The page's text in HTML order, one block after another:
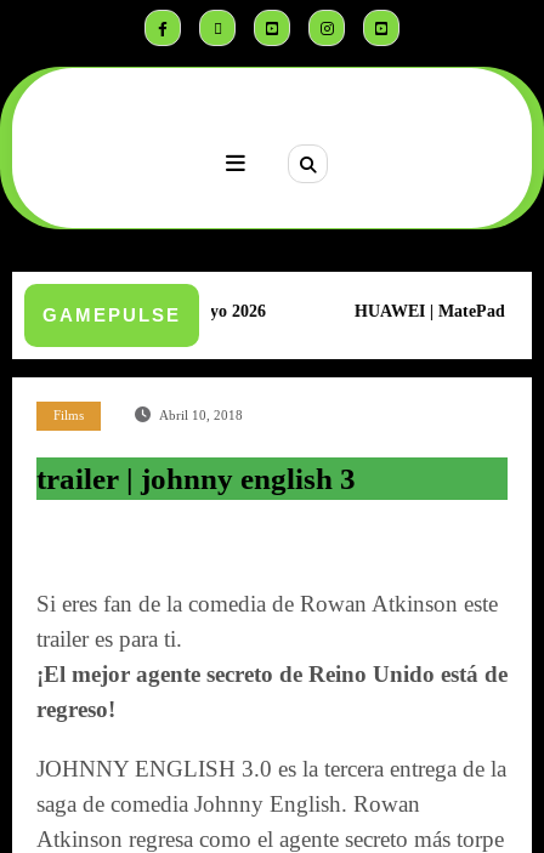
GAMEPULSE
| Mayo 2026 HUAWEI | MatePad | IA,
Films Abril 10, 2018
trailer | johnny english 3
Si eres fan de la comedia de Rowan Atkinson este
trailer es para ti.
¡El mejor agente secreto de Reino Unido está de
regreso!
JOHNNY ENGLISH 3.0 es la tercera entrega de la
saga de comedia Johnny English. Rowan
Atkinson regresa como el agente secreto más torpe